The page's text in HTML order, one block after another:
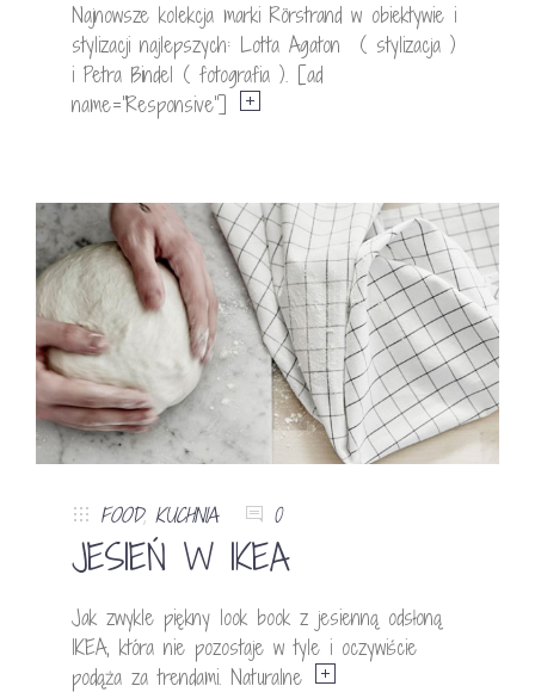
Najnowsze kolekcja marki Rörstrand w obiektywie i
stylizacji najlepszych: Lotta Agaton ( stylizacja )
i Petra Bindel ( fotografia ). [ad
name=”Responsive”]
FOOD, KUCHNIA 0
JESIEŃ W IKEA
Jak zwykle piękny look book z jesienną odsłoną
IKEA, która nie pozostaje w tyle i oczywiście
podąża za trendami. Naturalne